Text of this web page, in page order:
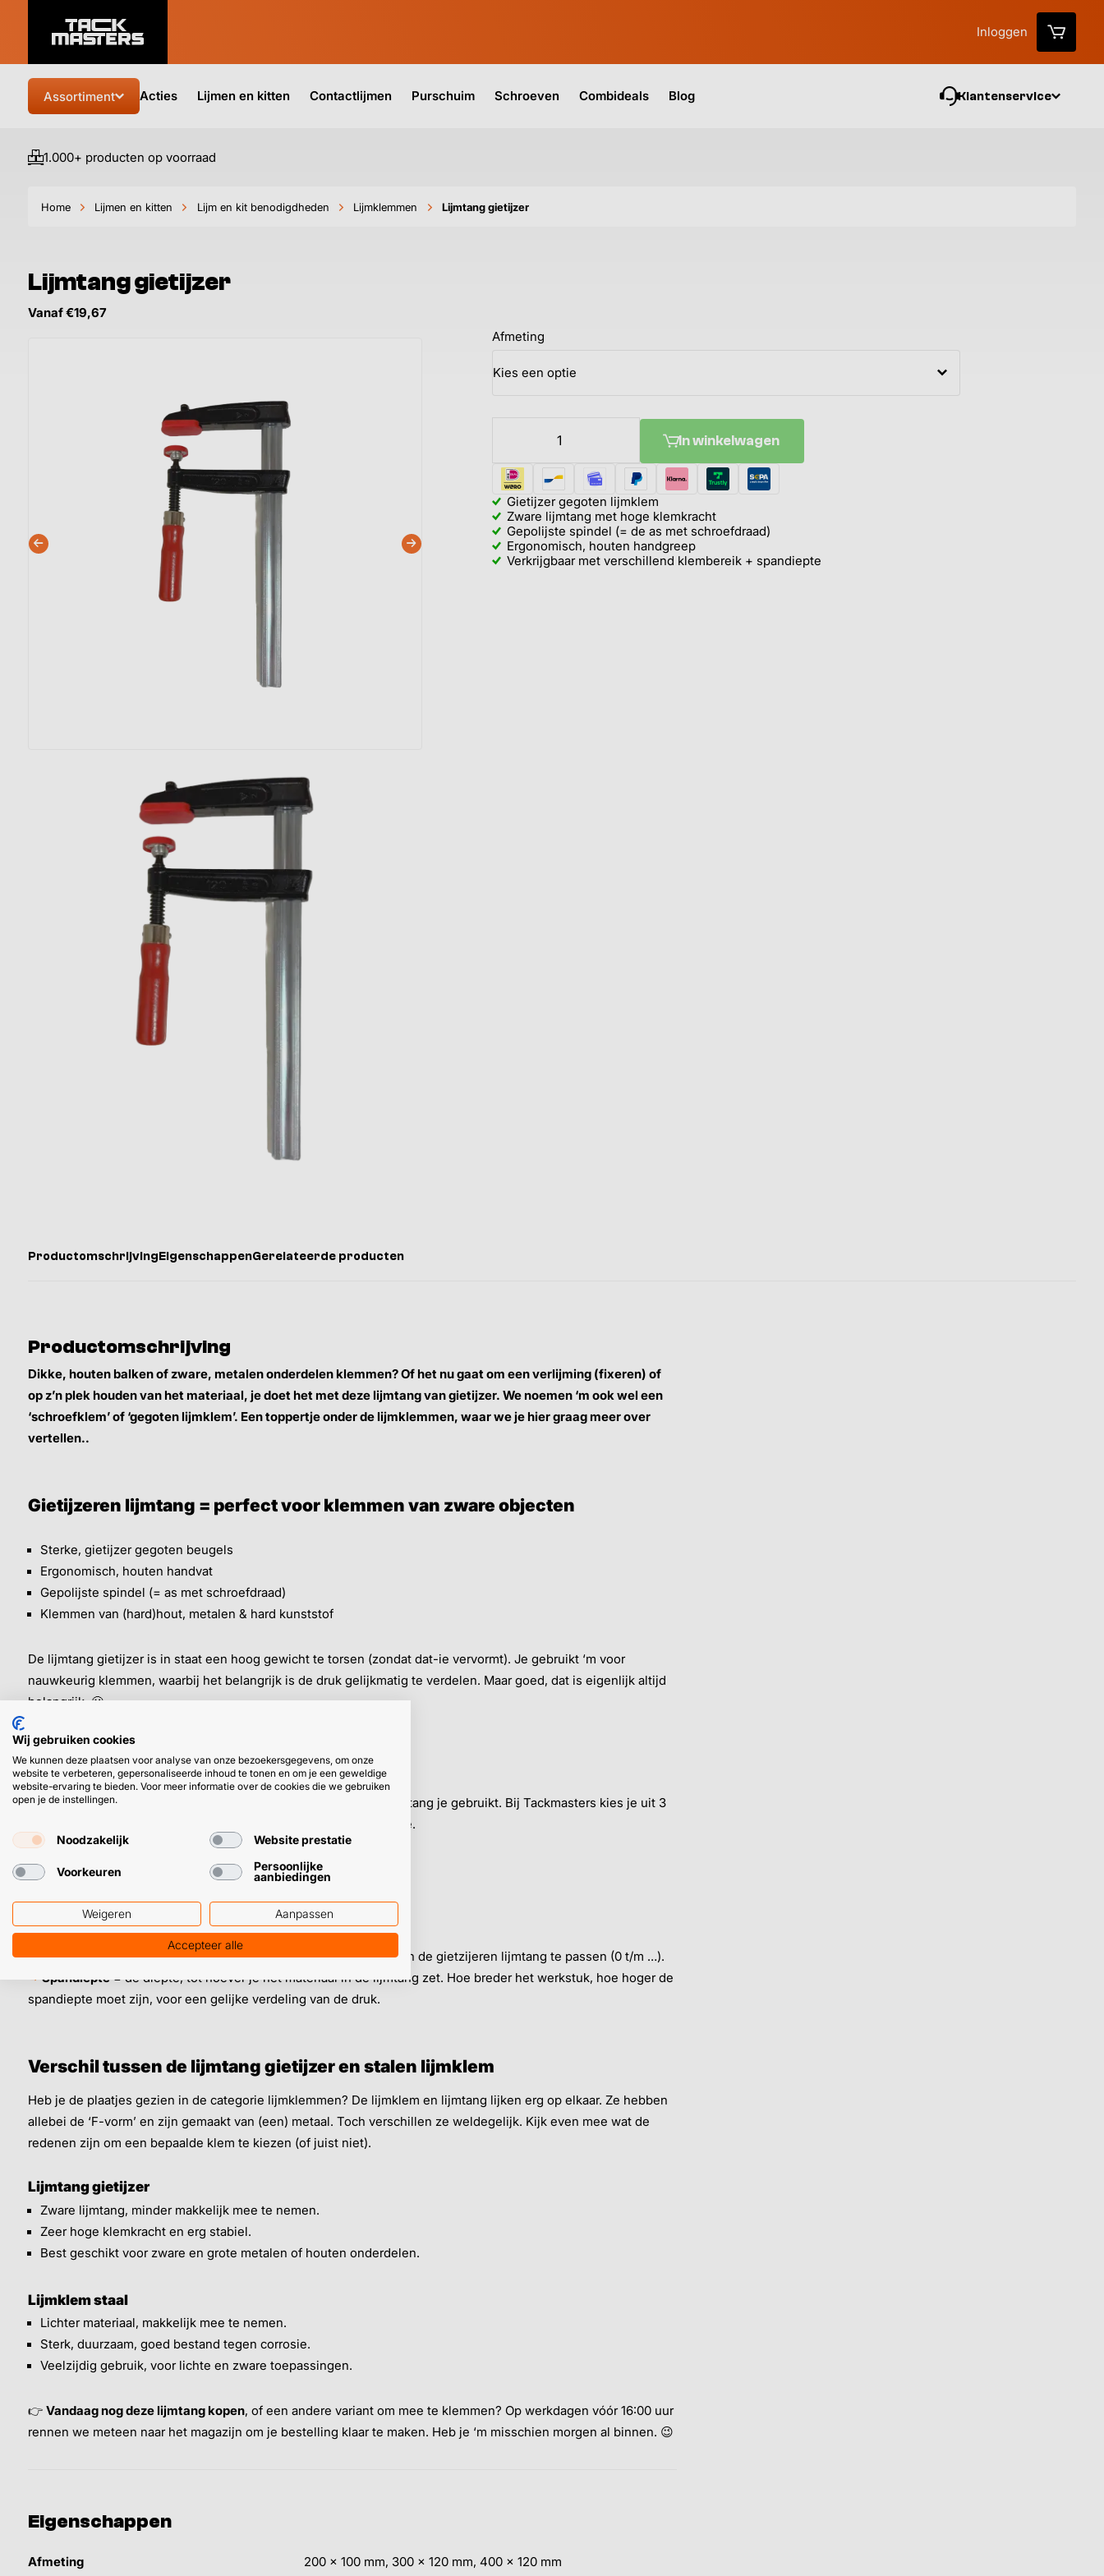
Inloggen
Assortiment Acties Lijmen en kitten Contactlijmen Purschuim Schroeven Combideals Blog Klantenservice
1.000+ producten op voorraad
Home Lijmen en kitten Lijm en kit benodigdheden Lijmklemmen Lijmtang gietijzer
Lijmtang gietijzer
Vanaf €19,67
Afmeting
In winkelwagen
Gietijzer gegoten lijmklem
Zware lijmtang met hoge klemkracht
Gepolijste spindel (= de as met schroefdraad)
Ergonomisch, houten handgreep
Verkrijgbaar met verschillend klembereik + spandiepte
ProductomschrijvingEigenschappenGerelateerde producten
Productomschrijving
Dikke, houten balken of zware, metalen onderdelen klemmen? Of het nu gaat om een verlijming (fixeren) of
op z’n plek houden van het materiaal, je doet het met deze lijmtang van gietijzer. We noemen ‘m ook wel een
‘schroefklem’ of ‘gegoten lijmklem’. Een toppertje onder de lijmklemmen, waar we je hier graag meer over
vertellen..
Gietijzeren lijmtang = perfect voor klemmen van zware objecten
Sterke, gietijzer gegoten beugels
Ergonomisch, houten handvat
Gepolijste spindel (= as met schroefdraad)
Klemmen van (hard)hout, metalen & hard kunststof
De lijmtang gietijzer is in staat een hoog gewicht te torsen (zondat dat-ie vervormt). Je gebruikt ‘m voor
nauwkeurig klemmen, waarbij het belangrijk is de druk gelijkmatig te verdelen. Maar goed, dat is eigenlijk altijd
belangrijk. 🙂
Gegoten lijmtang bestellen in deze maten ↴
Het hangt van je klus en ‘te klemmen materiaal’ af welke maat lijmtang je gebruikt. Bij Tackmasters kies je uit 3
verschillende maten. Je leest de maat als klembereik x spandiepte.
200 mm x 100 mm
400 mm x 120 mm
➥ Klembereik= maximale dikte die je materiaal mag hebben om in de gietzijeren lijmtang te passen (0 t/m …).
➥ Spandiepte= de diepte, tot hoever je het materiaal in de lijmtang zet. Hoe breder het werkstuk, hoe hoger de
spandiepte moet zijn, voor een gelijke verdeling van de druk.
Verschil tussen de lijmtang gietijzer en stalen lijmklem
Heb je de plaatjes gezien in de categorie lijmklemmen? De lijmklem en lijmtang lijken erg op elkaar. Ze hebben
allebei de ‘F-vorm’ en zijn gemaakt van (een) metaal. Toch verschillen ze weldegelijk. Kijk even mee wat de
redenen zijn om een bepaalde klem te kiezen (of juist niet).
Lijmtang gietijzer
Zware lijmtang, minder makkelijk mee te nemen.
Zeer hoge klemkracht en erg stabiel.
Best geschikt voor zware en grote metalen of houten onderdelen.
Lijmklem staal
Lichter materiaal, makkelijk mee te nemen.
Sterk, duurzaam, goed bestand tegen corrosie.
Veelzijdig gebruik, voor lichte en zware toepassingen.
👉 Vandaag nog deze lijmtang kopen, of een andere variant om mee te klemmen? Op werkdagen vóór 16:00 uur
rennen we meteen naar het magazijn om je bestelling klaar te maken. Heb je ‘m misschien morgen al binnen. 😉
Eigenschappen
Afmeting 200 x 100 mm, 300 x 120 mm, 400 x 120 mm
Wij gebruiken cookies
We kunnen deze plaatsen voor analyse van onze bezoekersgegevens, om onze
website te verbeteren, gepersonaliseerde inhoud te tonen en om je een geweldige
website-ervaring te bieden. Voor meer informatie over de cookies die we gebruiken
open je de instellingen.
Noodzakelijk Website prestatie
Voorkeuren
Persoonlijke
aanbiedingen
Weigeren Aanpassen
Accepteer alle